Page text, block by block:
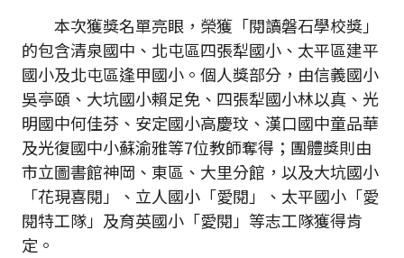
本次獲獎名單亮眼，榮獲「閱讀磐石學校獎」
的包含清泉國中、北屯區四張犁國小、太平區建平
國小及北屯區逢甲國小。個人獎部分，由信義國小
吳亭頤、大坑國小賴足免、四張犁國小林以真、光
明國中何佳芬、安定國小高慶玟、漢口國中童品華
及光復國中小蘇渝雅等7位教師奪得；團體獎則由
市立圖書館神岡、東區、大里分館，以及大坑國小
「花現喜閱」、立人國小「愛閱」、太平國小「愛
閱特工隊」及育英國小「愛閱」等志工隊獲得肯
定。